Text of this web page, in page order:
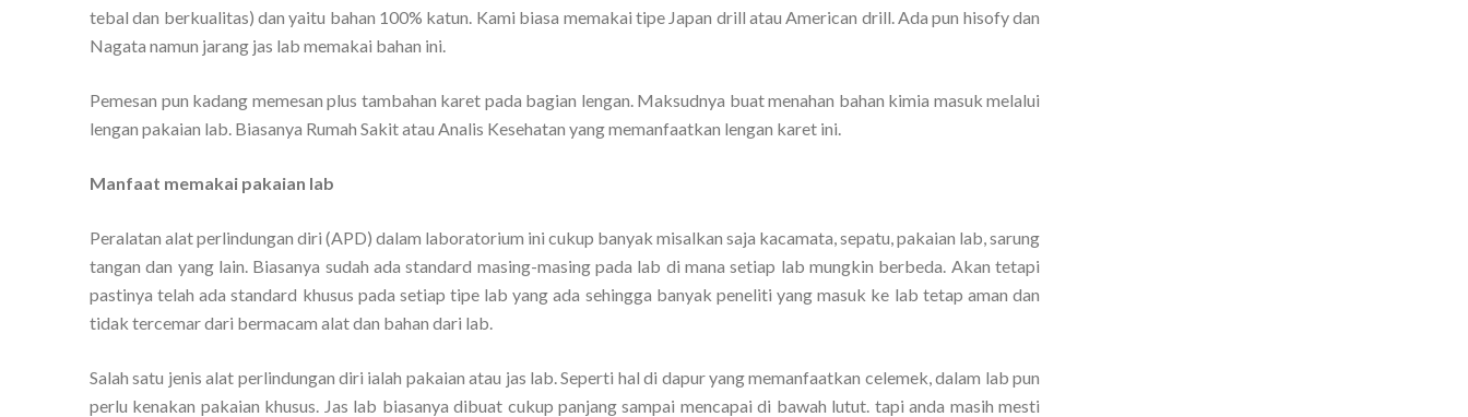
tebal dan berkualitas) dan yaitu bahan 100% katun. Kami biasa memakai tipe Japan drill atau American drill. Ada pun hisofy dan
Nagata namun jarang jas lab memakai bahan ini.
Pemesan pun kadang memesan plus tambahan karet pada bagian lengan. Maksudnya buat menahan bahan kimia masuk melalui
lengan pakaian lab. Biasanya Rumah Sakit atau Analis Kesehatan yang memanfaatkan lengan karet ini.
Manfaat memakai pakaian lab
Peralatan alat perlindungan diri (APD) dalam laboratorium ini cukup banyak misalkan saja kacamata, sepatu, pakaian lab, sarung
tangan dan yang lain. Biasanya sudah ada standard masing-masing pada lab di mana setiap lab mungkin berbeda. Akan tetapi
pastinya telah ada standard khusus pada setiap tipe lab yang ada sehingga banyak peneliti yang masuk ke lab tetap aman dan
tidak tercemar dari bermacam alat dan bahan dari lab.
Salah satu jenis alat perlindungan diri ialah pakaian atau jas lab. Seperti hal di dapur yang memanfaatkan celemek, dalam lab pun
perlu kenakan pakaian khusus. Jas lab biasanya dibuat cukup panjang sampai mencapai di bawah lutut. tapi anda masih mesti